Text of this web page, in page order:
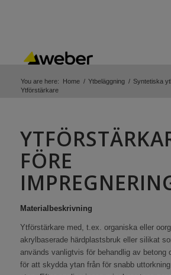
You are here: Home / Ytbeläggning / Syntetiska
Ytförstärkare
FÖRE
Materialbeskrivning
Ytförstärkare med, t.ex. organiska eller
akrylbaserade härdplastsbruk eller silikat
används vanligtvis för behandlig av betong
för att skydda ytan från för snabb